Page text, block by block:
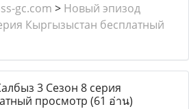
gc.com > Новый эпизод
Кыргызыстан бесплатный
3 Сезон 8 серия
просмотр (61 อ่าน)